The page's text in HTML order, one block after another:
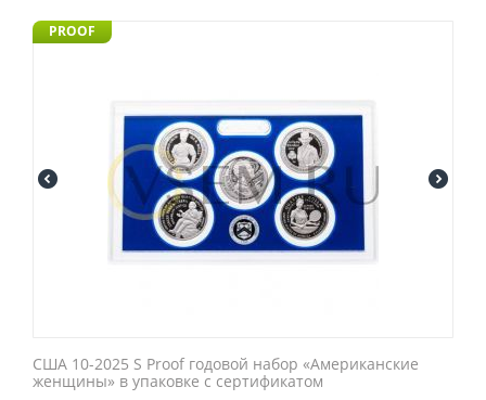
PROOF
США 10-2025 S Proof годовой набор «Американские
женщины» в упаковке с сертификатом